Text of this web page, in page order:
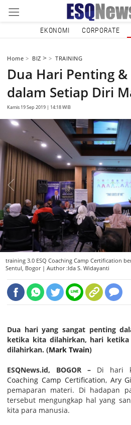
EKONOMI CORPORATE
Home BIZ> TRAINING
Dua Hari Penting
dalam Setiap Diri
Kamis 19 Sep 2019 | 14:18 WIB
training 3.0 ESQ Coaching Camp Certification
Sentul, Bogor | Author :Ida S. Widayanti
Dua hari yang sangat penting
ketika kita dilahirkan, hari
dilahirkan. (Mark Twain)
ESQNews.id, BOGOR – Di hari
Coaching Camp Certification, Ary
pemaparan materi. Di hadapan
tersebut mengungkap hal yang
kita para manusia.